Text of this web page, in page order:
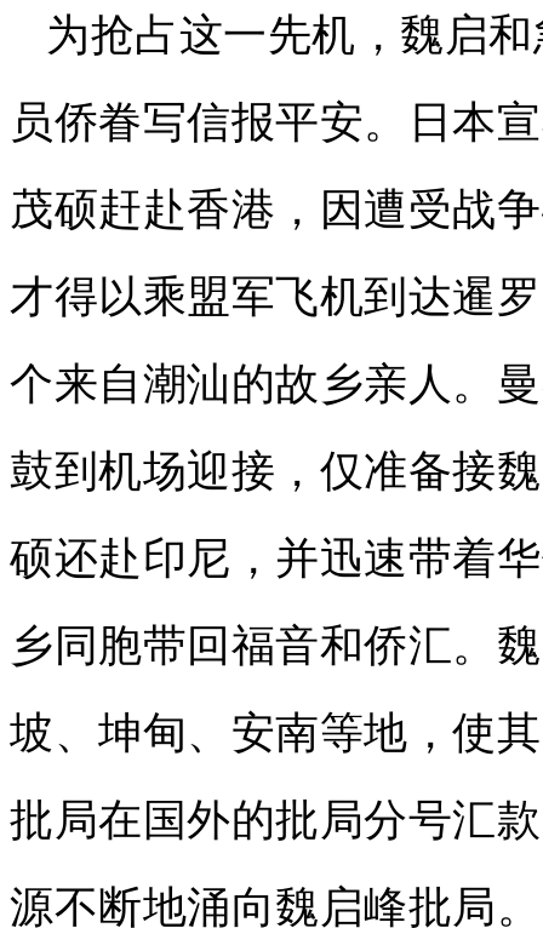
为抢占这一先机，魏启
员侨眷写信报平安。日本
茂硕赶赴香港，因遭受战
才得以乘盟军飞机到达暹
个来自潮汕的故乡亲人。
鼓到机场迎接，仅准备接
硕还赴印尼，并迅速带着
乡同胞带回福音和侨汇。
坡、坤甸、安南等地，使
批局在国外的批局分号汇
源不断地涌向魏启峰批局